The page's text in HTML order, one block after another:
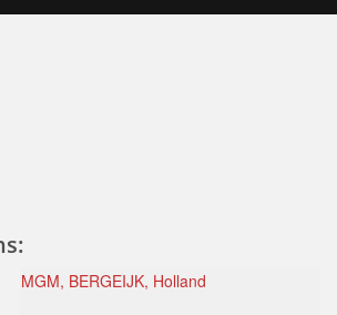
MGM, BERGEIJK, Holland